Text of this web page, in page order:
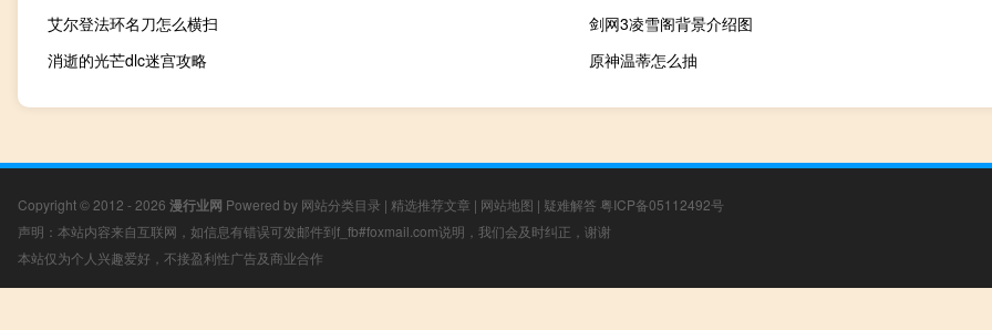
艾尔登法环名刀怎么横扫
剑网3凌雪阁背景介绍图
消逝的光芒dlc迷宫攻略
原神温蒂怎么抽
Copyright © 2012 - 2026 漫行业网 Powered by 网站分类目录 | 精选推荐文章 | 网站地图 | 疑难解答 粤ICP备05112492号
声明：本站内容来自互联网，如信息有错误可发邮件到f_fb#foxmail.com说明，我们会及时纠正，谢谢
本站仅为个人兴趣爱好，不接盈利性广告及商业合作